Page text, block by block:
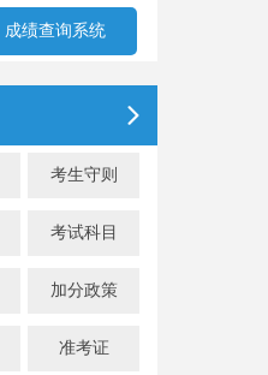
成绩查询系统
考生守则
考试科目
加分政策
准考证